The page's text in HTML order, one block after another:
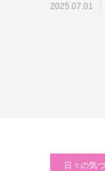
底、その
2025.07.01
日々の気